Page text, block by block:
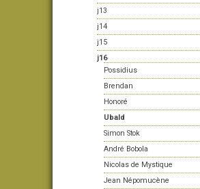
j13
j14
j15
j16
Possidius
Brendan
Honoré
Ubald
Simon Stok
André Bobola
Nicolas de Mystique
Jean Népomucène